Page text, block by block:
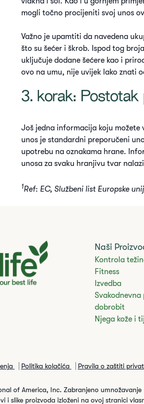
mogli točno procijeniti svoj unos
Važno je upamtiti da navedena
što su šećer i škrob. Ispod tog
uključuje dodane šećere kao i
ovo na umu, nije uvijek lako znati
3. korak:
Još jedna informacija koju možete
unos je standardni preporučeni
upotrebu na oznakama hrane.
unosa za svaku hranjivu tvar
1Ref: EC, Službeni list Europske
Naši
Kontrola
Fitness
Izvedba
Svakodnevna
dobrobit
Njega kože i
Politika kolačića Pravila o zaštiti
of America, Inc. Zabranjeno
i slike proizvoda izloženi na ovoj stranici